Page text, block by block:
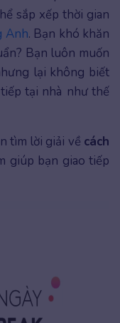
sắp xếp thời gian
Anh. Bạn khó khăn
Bạn luôn muốn
lại không biết
tại nhà như thế
tìm lời giải về cách
giúp bạn giao tiếp